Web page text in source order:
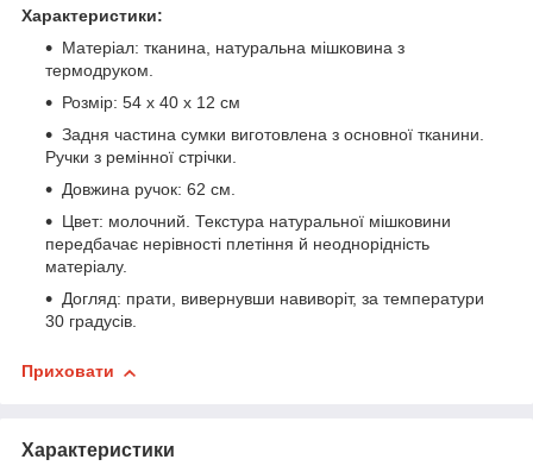
Характеристики:
Матеріал: тканина, натуральна мішковина з
термодруком.
Розмір: 54 х 40 х 12 см
Задня частина сумки виготовлена з основної тканини.
Ручки з ремінної стрічки.
Довжина ручок: 62 см.
Цвет: молочний. Текстура натуральної мішковини
передбачає нерівності плетіння й неоднорідність
матеріалу.
Догляд: прати, вивернувши навиворіт, за температури
30 градусів.
Приховати
Характеристики